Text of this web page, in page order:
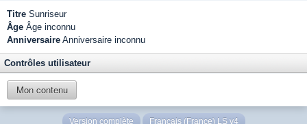
Titre Sunriseur
Âge Âge inconnu
Anniversaire Anniversaire inconnu
Contrôles utilisateur
Mon contenu
Version complète Français (France) LS v4